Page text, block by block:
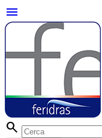
menu
search